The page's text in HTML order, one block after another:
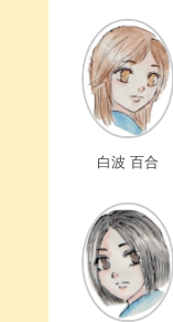
白波 百合